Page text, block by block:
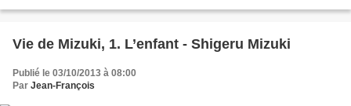
Vie de Mizuki, 1. L’enfant - Shigeru Mizuki
Publié le 03/10/2013 à 08:00
Par Jean-François